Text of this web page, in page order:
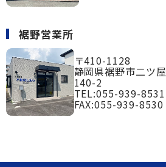
裾野営業所
〒410-1128
静岡県裾野市二ツ屋
140-2
TEL:055-939-8531
FAX:055-939-8530